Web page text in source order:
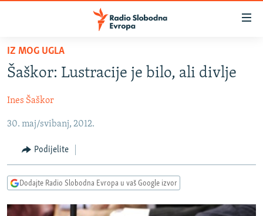
Pređite
na
glavni
Pređite
na
navigaciju
Pređite
na
pretragu
VIJESTI
SRBIJA
KOSOVO
CRNA GORA
VIZUELNO
VIDEO
FOTOGALERIJE
PODCASTI
RAT U UKRAJINI
IZ MOG UGLA
Šaškor: Lustracije je bilo, ali divlje
Ines Šaškor
30. maj/svibanj, 2012.
Podijelite
Dodajte Radio Slobodna Evropa u vaš Google izvor